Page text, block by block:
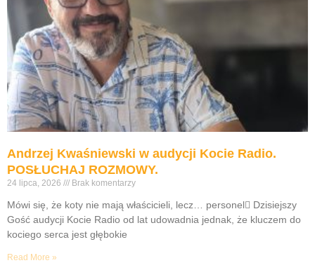
Andrzej Kwaśniewski w audycji Kocie Radio.
POSŁUCHAJ ROZMOWY.
24 lipca, 2026 Brak komentarzy
Mówi się, że koty nie mają właścicieli, lecz… personel Dzisiejszy
Gość audycji Kocie Radio od lat udowadnia jednak, że kluczem do
kociego serca jest głębokie
Read More »